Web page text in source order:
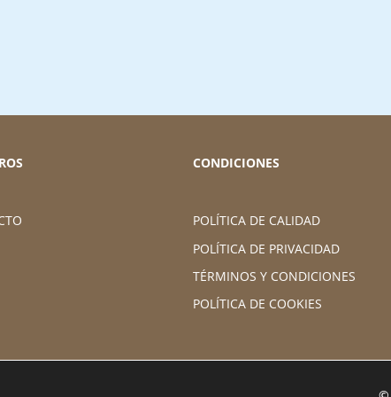
CONDICIONES
POLÍTICA DE CALIDAD
POLÍTICA DE PRIVACIDAD
TÉRMINOS Y CONDICIONES
POLÍTICA DE COOKIES